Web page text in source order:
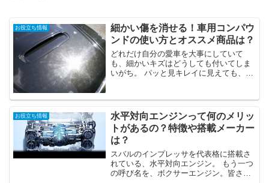
お役立ち情報
細かい傷を消せる！車用コンパウ
ンドの使い方とオススメ商品は？
どれだけ自分の愛車を大事にしていて
も、細かいキズはどうしても付いてしま
いがち。 パッと見キレイに見えても、日
コンパウンドって聞いた事あるけど、一
体どんなものなのか？ど...
お役立ち情報
水平対向エンジンって何のメリッ
トがあるの？特徴や搭載メーカー
は？
スバルのインプレッサを代表格に搭載さ
れている、水平対向エンジン。 もう一つ
の呼び名を、ボクサーエンジン。皆さん